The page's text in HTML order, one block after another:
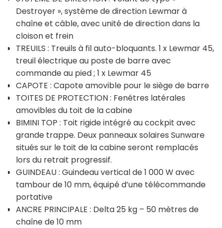
Destroyer », système de direction Lewmar à
chaîne et câble, avec unité de direction dans la
cloison et frein
TREUILS : Treuils à fil auto-bloquants. 1 x Lewmar 45,
treuil électrique au poste de barre avec
commande au pied ; 1 x Lewmar 45
CAPOTE : Capote amovible pour le siège de barre
TOITES DE PROTECTION : Fenêtres latérales
amovibles du toit de la cabine
BIMINI TOP : Toit rigide intégré au cockpit avec
grande trappe. Deux panneaux solaires Sunware
situés sur le toit de la cabine seront remplacés
lors du retrait progressif.
GUINDEAU : Guindeau vertical de 1 000 W avec
tambour de 10 mm, équipé d’une télécommande
portative
ANCRE PRINCIPALE : Delta 25 kg – 50 mètres de
chaîne de 10 mm